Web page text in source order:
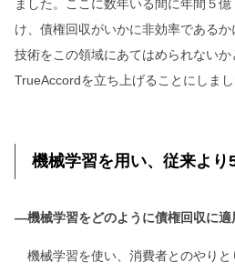
ました。ここに数年いる間に年間５
け、債権回収がいかに非効率である
技術をこの領域にあてはめられない
TrueAccordを立ち上げることにしまし
機械学習を用い、従来より
―機械学習をどのように債権回収に適
機械学習を使い、消費者とのやりと